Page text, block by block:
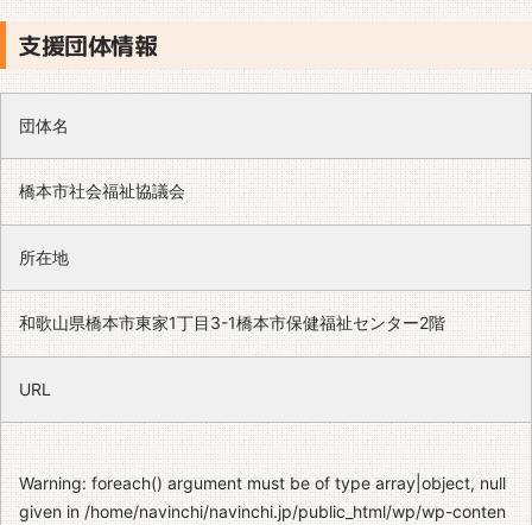
支援団体情報
団体名
橋本市社会福祉協議会
所在地
和歌山県橋本市東家1丁目3-1橋本市保健福祉センター2階
URL
Warning: foreach() argument must be of type array|object, null
given in/home/navinchi/navinchi.jp/public_html/wp/wp-conten